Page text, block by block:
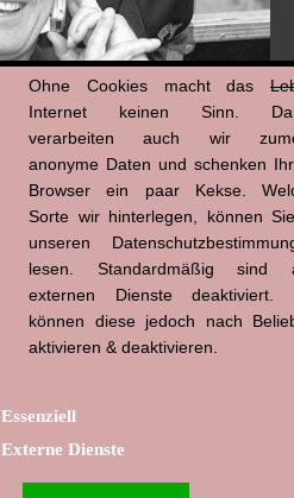
Ohne Cookies macht das
Internet keinen Sinn.
verarbeiten auch wir
anonyme Daten und schenken
Browser ein paar Kekse.
Sorte wir hinterlegen, können
unseren
lesen. Standardmäßig sind
externen Dienste deaktiviert.
können diese jedoch nach
aktivieren & deaktivieren.
Essenziell
Externe Dienste